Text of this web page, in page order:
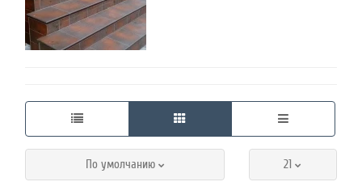
работы
21
По умолчанию